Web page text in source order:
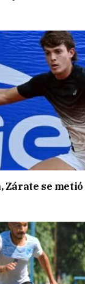
Zárate se